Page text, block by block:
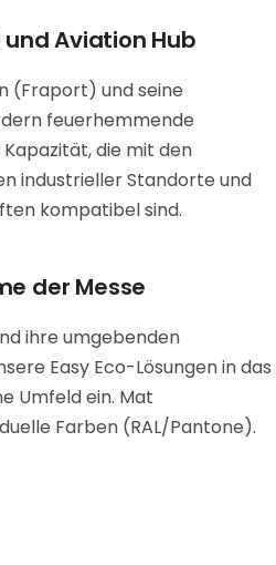
Aviation Hub
(Fraport) und seine
feuerhemmende
die mit den
industrieller Standorte und
kompatibel sind.
der Messe
ihre umgebenden
Easy Eco-Lösungen in das
Umfeld ein. Mat
Farben (RAL/Pantone).